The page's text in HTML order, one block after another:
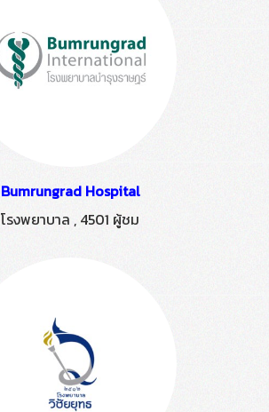
Bumrungrad Hospital
โรงพยาบาล , 4501 ผู้ชม